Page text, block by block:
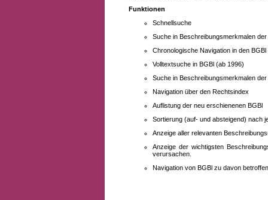
Funktionen
Schnellsuche
Suche in Beschreibungsmerkmalen
Chronologische Navigation in den BGBl
Volltextsuche in BGBl (ab 1996)
Suche in Beschreibungsmerkmalen
Navigation über den Rechtsindex
Auflistung der neu erschienenen BGBl
Sortierung (auf- und absteigend) nach
Anzeige aller relevanten
Anzeige der wichtigsten
verursachen.
Navigation von BGBl zu davon